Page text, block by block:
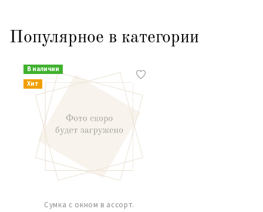
Популярное в категории
В наличии
Хит
Сумка с окном в ассорт.